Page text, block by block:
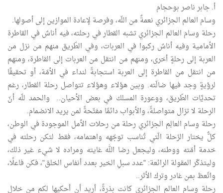
أ. جابر ناصر بوحجام
وسام العالم الجزائري نعمةٌ من اللّه، وفرصة لإعادة الموازين إلى أصولها.
رحلة وسام العالم الجزائري تشبه القطار في رحلته، فيه أناسٌ في القاطرة
الأمامية وفيه أناسٌ ركبوا في العربات، وفي الطّريق منهم من نزل من
العربة إلى رحلةٍ أخرى، ومنهم من انتقل من العربات إلى القاطرة، ومنهم
من انتقل من القاطرة إلى العربة استجابةً لنداء في الأمّة، أو تحقيقًا
لرؤيةٍ وجد فيها ضالّته. وبين هؤلاء وهؤلاء تتواصل رحلة القطار، رغم
تحديَّات الطّريق، ووعورة المسلك في بعض الأحيان.. والحمد للّه أنّ
الرحلة لا تزال متواصلةً، والأبواب دائمًا مفتّحةً لمن يريد الانضمام.
رحلة وسام العالِم الجزائري رحلة من رحلات الأمل الموجودة في الوطن،
كلٌّ يختار الرّحلة الّتي تُناسب توجّهه واهتمامه، فقط لتكن رحلته في
خدمة أمّته ووطنه، وليجعل رضا الله غايته ومراده لا شيء غير ذلك،
وليتذكّر المقولة الرائعة: "عدد سبلِ الخير بعدد أنفاس الخلق"، فكن فاعلًا،
واتّعظ بمن غادر وترك الأثر..
رحلة وسام العالم الجزائري كانت بذرةً، أريد أن أحكيها لكم من خلال